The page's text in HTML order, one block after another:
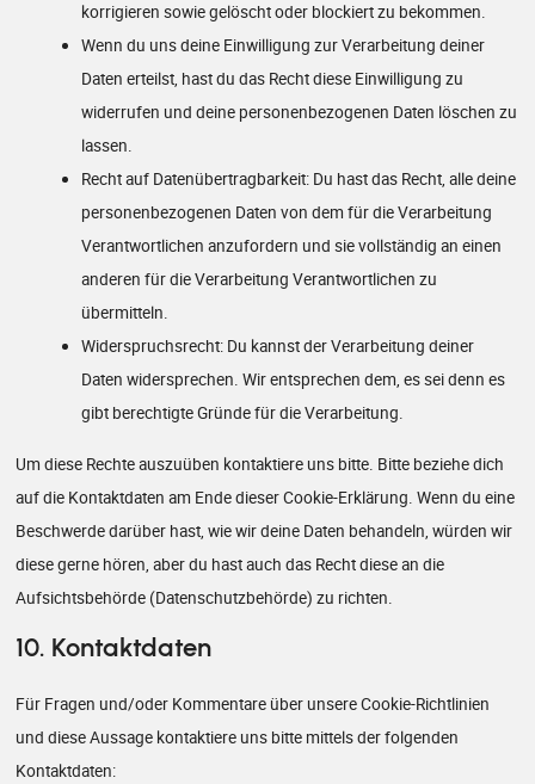
korrigieren sowie gelöscht oder blockiert zu bekommen.
Wenn du uns deine Einwilligung zur Verarbeitung deiner
Daten erteilst, hast du das Recht diese Einwilligung zu
widerrufen und deine personenbezogenen Daten löschen zu
lassen.
Recht auf Datenübertragbarkeit: Du hast das Recht, alle deine
personenbezogenen Daten von dem für die Verarbeitung
Verantwortlichen anzufordern und sie vollständig an einen
anderen für die Verarbeitung Verantwortlichen zu
übermitteln.
Widerspruchsrecht: Du kannst der Verarbeitung deiner
Daten widersprechen. Wir entsprechen dem, es sei denn es
gibt berechtigte Gründe für die Verarbeitung.
Um diese Rechte auszuüben kontaktiere uns bitte. Bitte beziehe dich
auf die Kontaktdaten am Ende dieser Cookie-Erklärung. Wenn du eine
Beschwerde darüber hast, wie wir deine Daten behandeln, würden wir
diese gerne hören, aber du hast auch das Recht diese an die
Aufsichtsbehörde (Datenschutzbehörde) zu richten.
10. Kontaktdaten
Für Fragen und/oder Kommentare über unsere Cookie-Richtlinien
und diese Aussage kontaktiere uns bitte mittels der folgenden
Kontaktdaten: